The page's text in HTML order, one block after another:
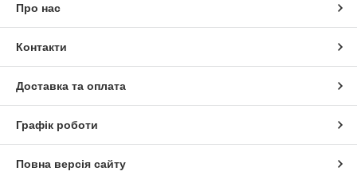
Про нас
Контакти
Доставка та оплата
Графік роботи
Повна версія сайту